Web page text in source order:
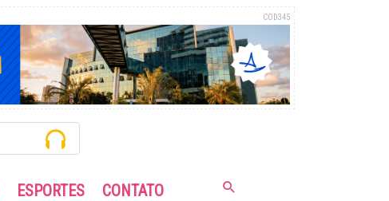
COD345
ESPORTES CONTATO